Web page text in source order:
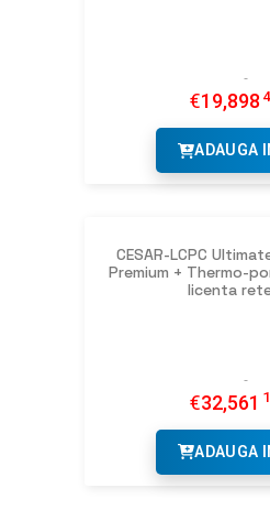
€19,898
ADAUGA
CESAR-LCPC
Premium + Thermo-
licenta
€32,561
ADAUGA